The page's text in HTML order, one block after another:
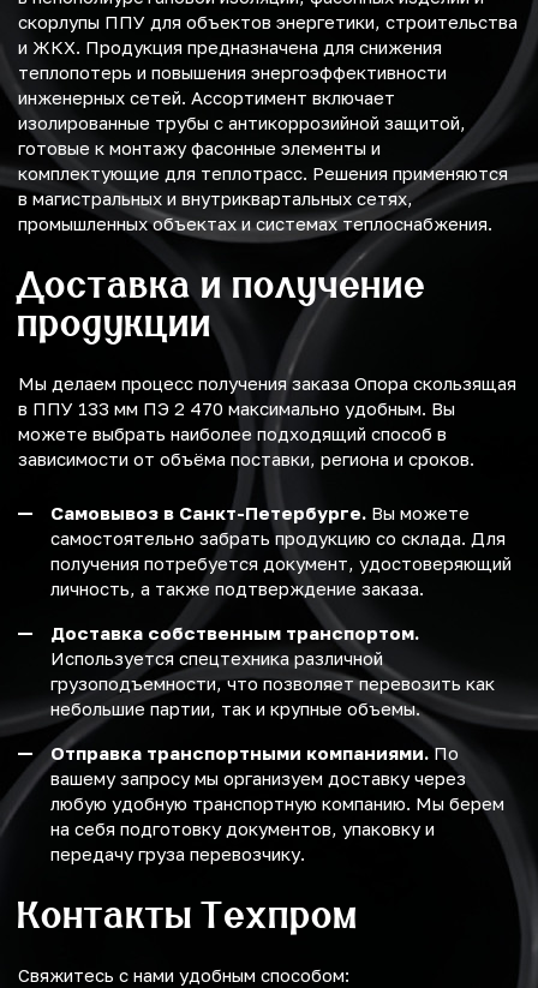
скорлупы ППУ для объектов энергетики, строительства
и ЖКХ. Продукция предназначена для снижения
теплопотерь и повышения энергоэффективности
инженерных сетей. Ассортимент включает
изолированные трубы с антикоррозийной защитой,
готовые к монтажу фасонные элементы и
комплектующие для теплотрасс. Решения применяются
в магистральных и внутриквартальных сетях,
промышленных объектах и системах теплоснабжения.
Доставка и получение
продукции
Мы делаем процесс получения заказа Опора скользящая
в ППУ 133 мм ПЭ 2 470 максимально удобным. Вы
можете выбрать наиболее подходящий способ в
зависимости от объёма поставки, региона и сроков.
Самовывоз в Санкт-Петербурге. Вы можете
самостоятельно забрать продукцию со склада. Для
получения потребуется документ, удостоверяющий
личность, а также подтверждение заказа.
Доставка собственным транспортом.
Используется спецтехника различной
грузоподъемности, что позволяет перевозить как
небольшие партии, так и крупные объемы.
Отправка транспортными компаниями.По
вашему запросу мы организуем доставку через
любую удобную транспортную компанию. Мы берем
на себя подготовку документов, упаковку и
передачу груза перевозчику.
Контакты Техпром
Свяжитесь с нами удобным способом: